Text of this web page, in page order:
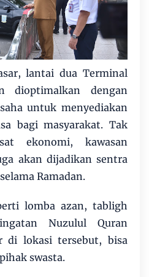
lantai dua Terminal
dioptimalkan dengan
untuk menyediakan
bagi masyarakat. Tak
ekonomi, kawasan
akan dijadikan sentra
Ramadan.
lomba azan, tabligh
Nuzulul Quran
di lokasi tersebut, bisa
swasta.